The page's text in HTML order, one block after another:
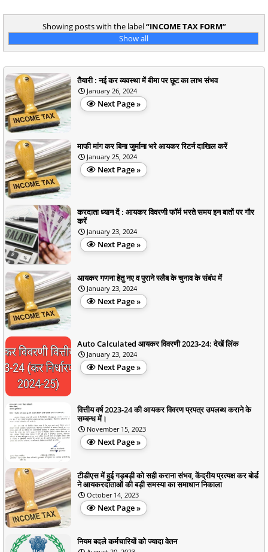
Showing posts with the label INCOME TAX FORM
Show all
तैयारी : नई कर व्यवस्था में बीमा पर छूट का लाभ संभव
January 26, 2024
Next Page »
माफी मांग कर बिना जुर्माना भरे आयकर रिटर्न दाखिल करें
January 25, 2024
Next Page »
करदाता ध्यान दें : आयकर विवरणी फॉर्म भरते समय इन बातों पर गौर
करें
January 23, 2024
Next Page »
आयकर गणना हेतु नए व पुराने स्लैब के चुनाव के संबंध में
January 23, 2024
Next Page »
Auto Calculated आयकर विवरणी 2023-24: देखें लिंक
January 23, 2024
Next Page »
वित्तीय वर्ष 2023-24 की आयकर विवरण प्रपत्र उपलब्ध कराने के
सम्बन्ध में।
November 15, 2023
Next Page »
टीडीएस में हुई गड़बड़ी को सही कराना संभव, केंद्रीय प्रत्यक्ष कर बोर्ड
ने आयकरदाताओं की बड़ी समस्या का समाधान निकाला
October 14, 2023
Next Page »
नियम बदले कर्मचारियों को ज्यादा वेतन